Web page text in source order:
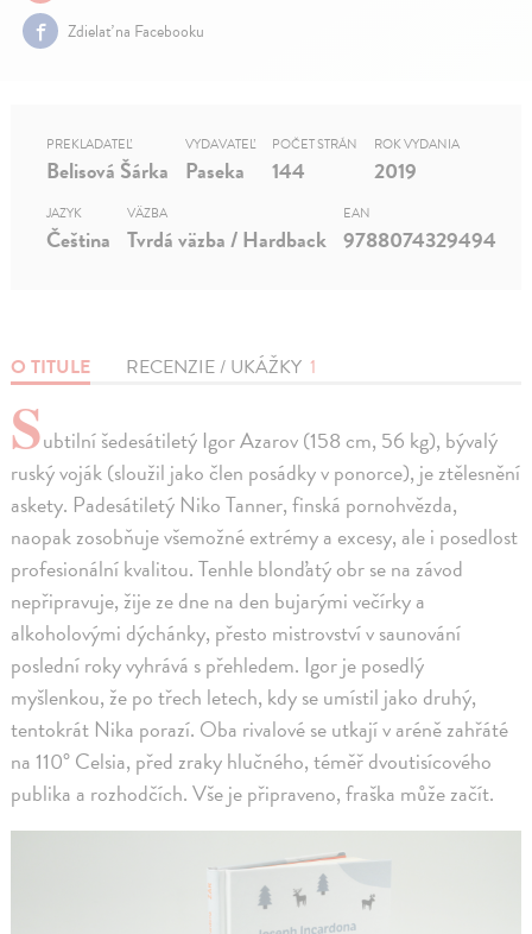
Zdielať na Facebooku
O TITULE RECENZIE / UKÁŽKY 1
Subtilní šedesátiletý Igor Azarov (158 cm, 56 kg), bývalý
ruský voják (sloužil jako člen posádky v ponorce), je ztělesnění
askety. Padesátiletý Niko Tanner, finská pornohvězda,
naopak zosobňuje všemožné extrémy a excesy, ale i posedlost
profesionální kvalitou. Tenhle blonďatý obr se na závod
nepřipravuje, žije ze dne na den bujarými večírky a
alkoholovými dýchánky, přesto mistrovství v saunování
poslední roky vyhrává s přehledem. Igor je posedlý
myšlenkou, že po třech letech, kdy se umístil jako druhý,
tentokrát Nika porazí. Oba rivalové se utkají v aréně zahřáté
na 110° Celsia, před zraky hlučného, téměř dvoutisícového
publika a rozhodčích. Vše je připraveno, fraška může začít.
PREKLADATEĽ
Belisová Šárka
VYDAVATEĽ
Paseka
POČET STRÁN
144
ROK VYDANIA
2019
JAZYK
Čeština
VÄZBA
Tvrdá väzba / Hardback
EAN
9788074329494